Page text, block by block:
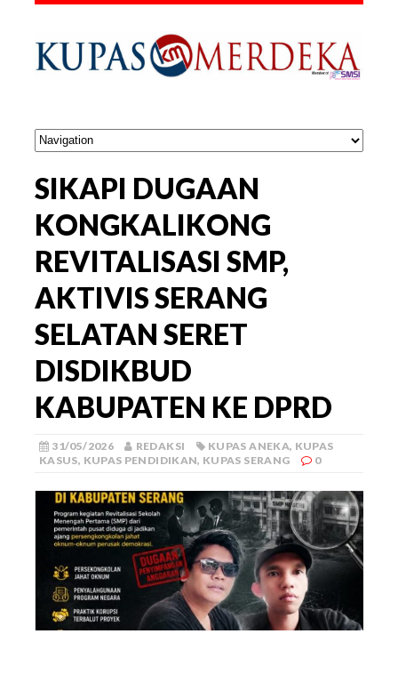
SIKAPI DUGAAN
KONGKALIKONG
REVITALISASI SMP,
AKTIVIS SERANG
SELATAN SERET
DISDIKBUD
KABUPATEN KE DPRD
31/05/2026 REDAKSI KUPAS ANEKA, KUPAS
KASUS, KUPAS PENDIDIKAN, KUPAS SERANG 0